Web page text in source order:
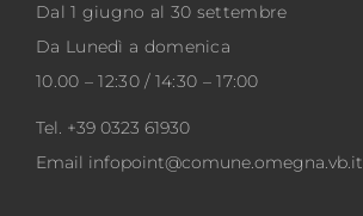
Dal 1 giugno al 30 settembre
Da Lunedì a domenica
10.00 – 12:30 / 14:30 – 17:00
Tel. +39 0323 61930
Email infopoint@comune.omegna.vb.it